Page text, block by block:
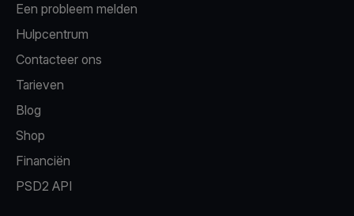
Een probleem melden
Hulpcentrum
Contacteer ons
Tarieven
Blog
Shop
Financiën
PSD2 API